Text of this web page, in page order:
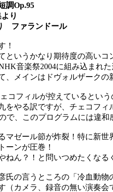
調Op.95
り
ファランドール
！
いうかなり期待度の高いコ
音楽祭2004に組み込まれた
メインはドヴォルザークの
コフィルが控えているとい
をやる訳ですが、チェコフ
、このプログラムには違和
マゼール節が炸裂！特に新
ーンが圧巻！
ん？！と問いつめたくなる
の言うところの「冷血動
カメラ、録音の無い演奏会